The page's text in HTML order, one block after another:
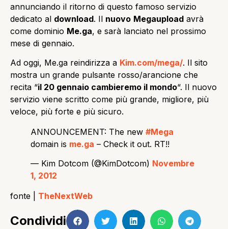
annunciando il ritorno di questo famoso servizio
dedicato al download. Il nuovo Megaupload avrà
come dominio Me.ga, e sarà lanciato nel prossimo
mese di gennaio.
Ad oggi, Me.ga reindirizza a Kim.com/mega/. Il sito
mostra un grande pulsante rosso/arancione che
recita “il 20 gennaio cambieremo il mondo“. Il nuovo
servizio viene scritto come più grande, migliore, più
veloce, più forte e più sicuro.
ANNOUNCEMENT: The new #Mega
domain is me.ga – Check it out. RT!!
— Kim Dotcom (@KimDotcom) Novembre
1, 2012
fonte | TheNextWeb
Condividi